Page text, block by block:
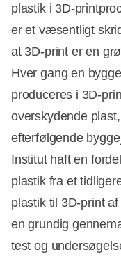
plastik i 3D-
er et væsentligt
at 3D-print er en
Hver gang en
produceres i 3D-
overskydende
efterfølgende
Institut haft en
plastik fra et
plastik til 3D-print
en grundig
test og